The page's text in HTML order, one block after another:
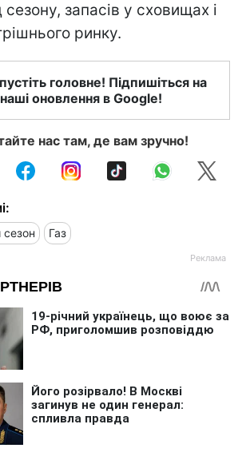
запасів у сховищах і
ринку.
головне! Підпишіться на
наші оновлення в Google!
нас там, де вам зручно!
Газ